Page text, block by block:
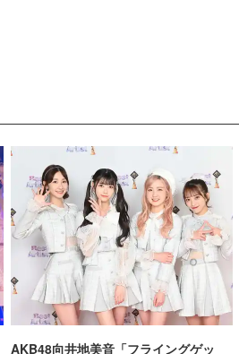
AKB48向井地美音「フライングゲッ